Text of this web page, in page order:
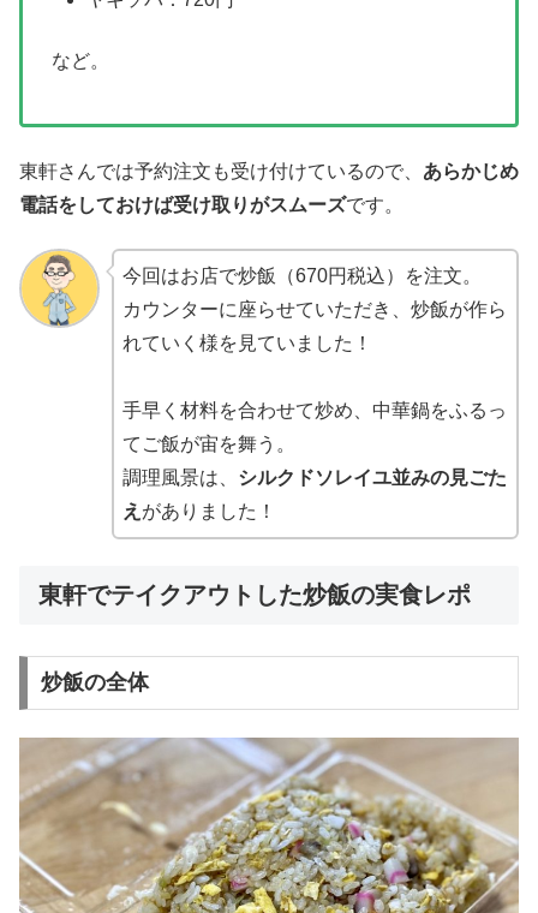
など。
東軒さんでは予約注文も受け付けているので、 あらかじめ
電話をしておけば受け取りがスムーズです。
今回はお店で炒飯（670円税込）を注文。
カウンターに座らせていただき、炒飯が作ら
れていく様を見ていました！
手早く材料を合わせて炒め、中華鍋をふるっ
てご飯が宙を舞う。
調理風景は、 シルクドソレイユ並みの見ごた
え がありました！
東軒でテイクアウトした炒飯の実食レポ
炒飯の全体